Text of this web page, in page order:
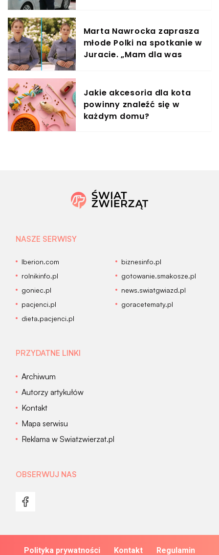
Marta Nawrocka zaprasza
młode Polki na spotkanie w
Juracie. „Mam dla was
Jakie akcesoria dla kota
powinny znaleźć się w
każdym domu?
NASZE SERWISY
Iberion.com
biznesinfo.pl
rolnikinfo.pl
gotowanie.smakosze.pl
goniec.pl
news.swiatgwiazd.pl
pacjenci.pl
goracetematy.pl
dieta.pacjenci.pl
PRZYDATNE LINKI
Archiwum
Autorzy artykułów
Kontakt
Mapa serwisu
Reklama w Swiatzwierzat.pl
OBSERWUJ NAS
Polityka prywatności Kontakt Regulamin